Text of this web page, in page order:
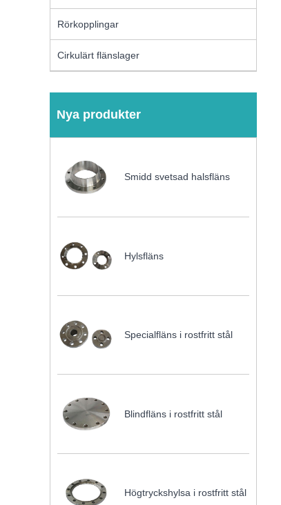
Rörkopplingar
Cirkulärt flänslager
Nya produkter
Smidd svetsad halsfläns
Hylsfläns
Specialfläns i rostfritt stål
Blindfläns i rostfritt stål
Högtryckshylsa i rostfritt stål